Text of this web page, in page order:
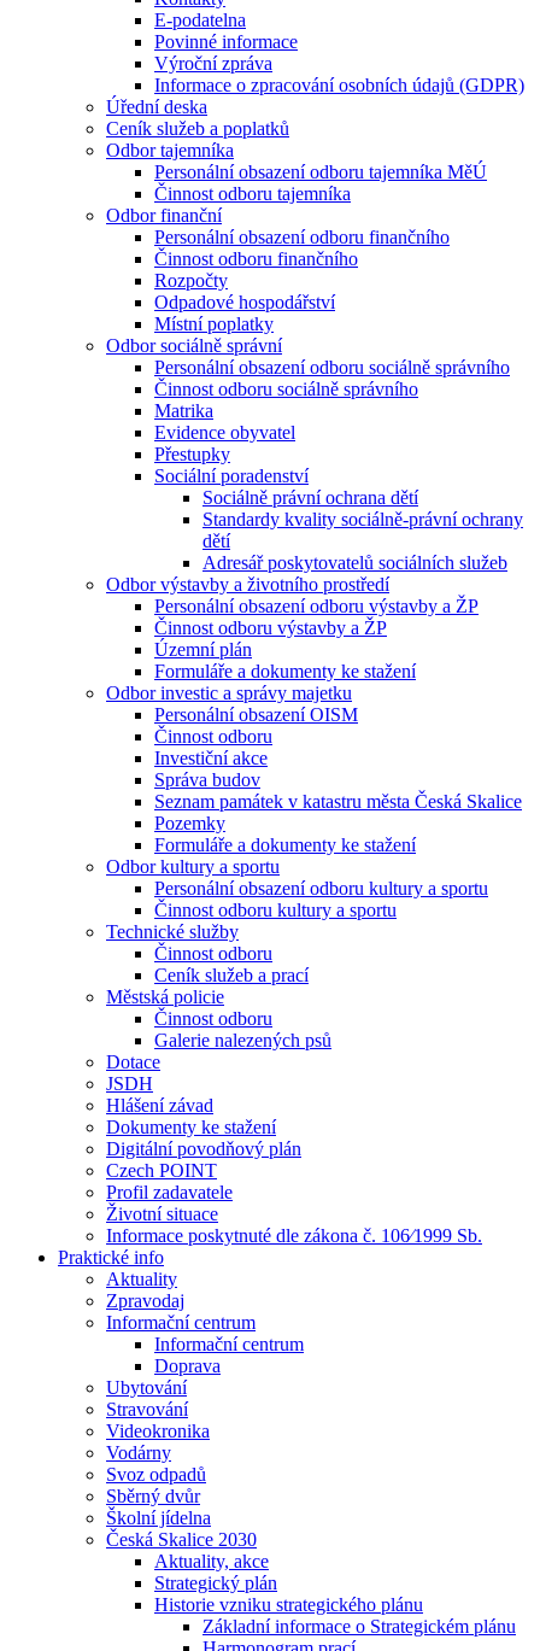
E-podatelna
Povinné informace
Výroční zpráva
Informace o zpracování osobních údajů (GDPR)
Úřední deska
Ceník služeb a poplatků
Odbor tajemníka
Personální obsazení odboru tajemníka MěÚ
Činnost odboru tajemníka
Odbor finanční
Personální obsazení odboru finančního
Činnost odboru finančního
Rozpočty
Odpadové hospodářství
Místní poplatky
Odbor sociálně správní
Personální obsazení odboru sociálně správního
Činnost odboru sociálně správního
Matrika
Evidence obyvatel
Přestupky
Sociální poradenství
Sociálně právní ochrana dětí
Standardy kvality sociálně-právní ochrany
dětí
Adresář poskytovatelů sociálních služeb
Odbor výstavby a životního prostředí
Personální obsazení odboru výstavby a ŽP
Činnost odboru výstavby a ŽP
Územní plán
Formuláře a dokumenty ke stažení
Odbor investic a správy majetku
Personální obsazení OISM
Činnost odboru
Investiční akce
Správa budov
Seznam památek v katastru města Česká Skalice
Pozemky
Formuláře a dokumenty ke stažení
Odbor kultury a sportu
Personální obsazení odboru kultury a sportu
Činnost odboru kultury a sportu
Technické služby
Činnost odboru
Ceník služeb a prací
Městská policie
Činnost odboru
Galerie nalezených psů
Dotace
JSDH
Hlášení závad
Dokumenty ke stažení
Digitální povodňový plán
Czech POINT
Profil zadavatele
Životní situace
Informace poskytnuté dle zákona č. 106⁄1999 Sb.
Praktické info
Aktuality
Zpravodaj
Informační centrum
Informační centrum
Doprava
Ubytování
Stravování
Videokronika
Vodárny
Svoz odpadů
Sběrný dvůr
Školní jídelna
Česká Skalice 2030
Aktuality, akce
Strategický plán
Historie vzniku strategického plánu
Základní informace o Strategickém plánu